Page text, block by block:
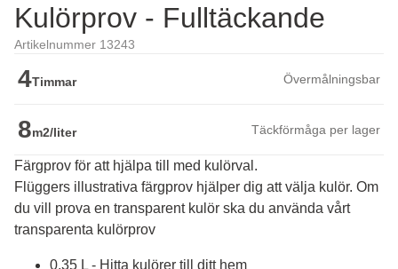
Kulörprov - Fulltäckande
Artikelnummer 13243
4Timmar Övermålningsbar
8m2/liter Täckförmåga per lager
Färgprov för att hjälpa till med kulörval.
Flüggers illustrativa färgprov hjälper dig att välja kulör. Om
du vill prova en transparent kulör ska du använda vårt
transparenta kulörprov
0,35 L - Hitta kulörer till ditt hem